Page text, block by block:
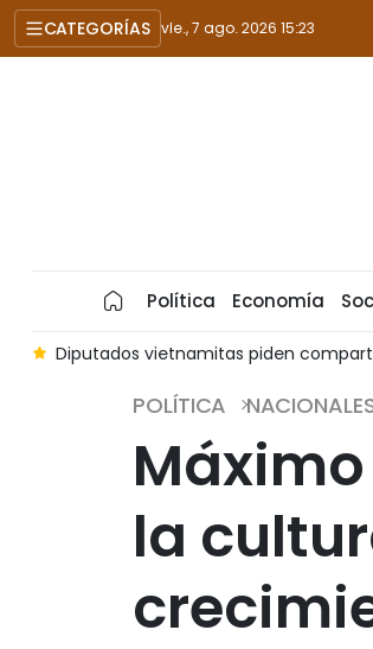
CATEGORÍAS vie., 7 ago. 2026 15:23
Política Economía
desastres Diputados vietnamitas
POLÍTICA
la